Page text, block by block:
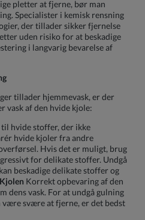
pletter at fjerne, bør man
Specialister i kemisk rensning
der tillader sikker fjernelse
uden risiko for at beskadige
i langvarig bevarelse af
tillader hjemmevask, er der
vask af den hvide kjole:
hvide stoffer, der ikke
hvide kjoler fra andre
Hvis det er muligt, brug
for delikate stoffer. Undgå
beskadige delikate stoffer og
Korrekt opbevaring af den
dens vask. For at undgå gulning
svære at fjerne, er det bedst